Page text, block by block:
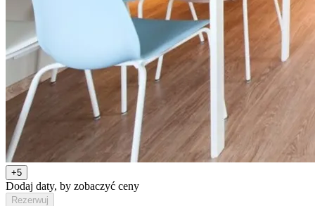
+5
Dodaj daty, by zobaczyć ceny
Rezerwuj